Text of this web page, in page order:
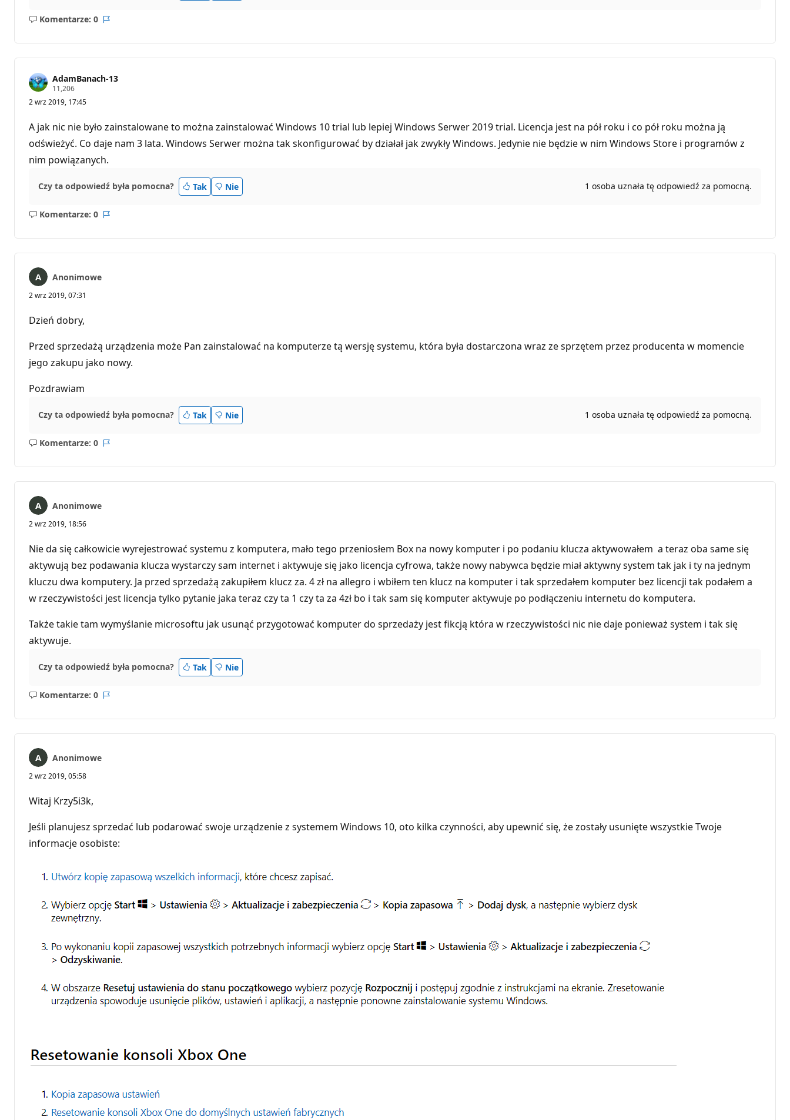
Komentarze: 0
Brak
AdamBanach-13
11,206P
n
t
y
e
p
u
a
c
i
2 wrz 2019, 17:45
A jak nic nie było zainstalowane to można zainstalować Windows 10 trial lub lepiej Windows Serwer 2019 trial. Licencja jest na pół roku i co pół roku można ją
odświeżyć. Co daje nam 3 lata. Windows Serwer można tak skonfigurować by działał jak zwykły Windows. Jedynie nie będzie w nim Windows Store i programów z
nim powiązanych.
Czy ta odpowiedź była pomocna? Tak Nie 1 osoba uznała tę odpowiedź za pomocną.
Komentarze: 0
Brak
Anonimowe
2 wrz 2019, 07:31
Dzień dobry,
Przed sprzedażą urządzenia może Pan zainstalować na komputerze tą wersję systemu, która była dostarczona wraz ze sprzętem przez producenta w momencie
jego zakupu jako nowy.
Pozdrawiam
Czy ta odpowiedź była pomocna? Tak Nie 1 osoba uznała tę odpowiedź za pomocną.
Komentarze: 0
Brak
Anonimowe
2 wrz 2019, 18:56
Nie da się całkowicie wyrejestrować systemu z komputera, mało tego przeniosłem Box na nowy komputer i po podaniu klucza aktywowałem a teraz oba same się
aktywują bez podawania klucza wystarczy sam internet i aktywuje się jako licencja cyfrowa, także nowy nabywca będzie miał aktywny system tak jak i ty na jednym
kluczu dwa komputery. Ja przed sprzedażą zakupiłem klucz za. 4 zł na allegro i wbiłem ten klucz na komputer i tak sprzedałem komputer bez licencji tak podałem a
w rzeczywistości jest licencja tylko pytanie jaka teraz czy ta 1 czy ta za 4zł bo i tak sam się komputer aktywuje po podłączeniu internetu do komputera.
Także takie tam wymyślanie microsoftu jak usunąć przygotować komputer do sprzedaży jest fikcją która w rzeczywistości nic nie daje ponieważ system i tak się
aktywuje.
Czy ta odpowiedź była pomocna? Tak Nie
Komentarze: 0
Brak
Anonimowe
2 wrz 2019, 05:58
Witaj Krzy5i3k,
Jeśli planujesz sprzedać lub podarować swoje urządzenie z systemem Windows 10, oto kilka czynności, aby upewnić się, że zostały usunięte wszystkie Twoje
informacje osobiste: